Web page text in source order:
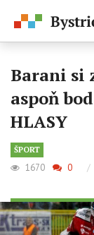
Barani si
aspoň
HLASY
ŠPORT
1670 0 /